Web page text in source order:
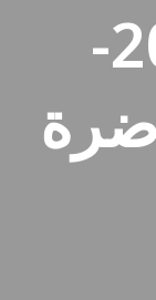
المشاريع 2020-